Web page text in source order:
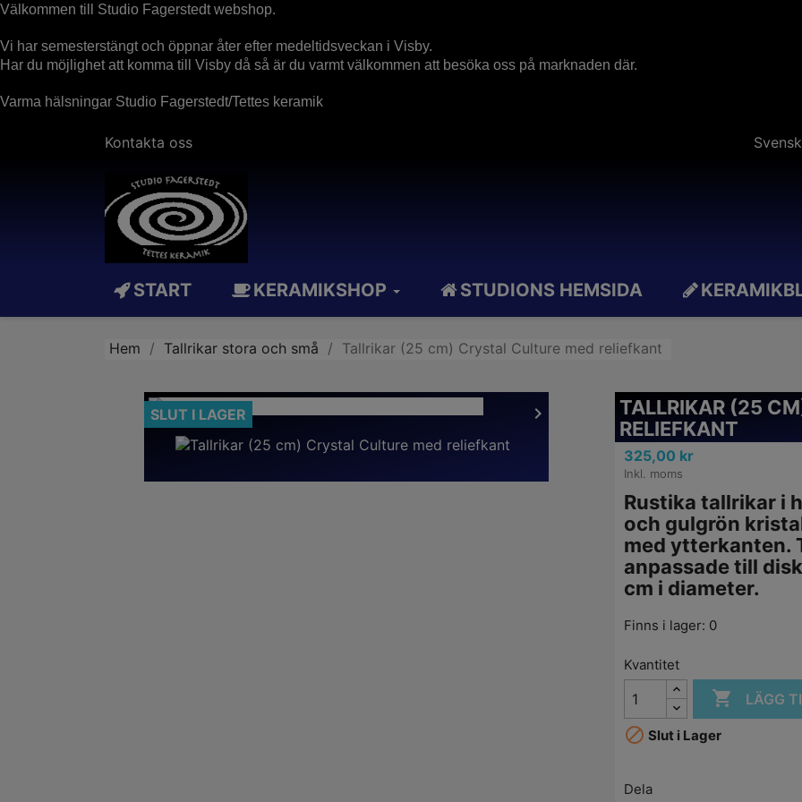
Välkommen till Studio Fagerstedt webshop.
Vi har semesterstängt och öppnar åter efter medeltidsveckan i Visby.
Har du möjlighet att komma till Visby då så är du varmt välkommen att besöka oss på marknaden där.
Varma hälsningar Studio Fagerstedt/Tettes keramik
Kontakta oss
START KERAMIKSHOP STUDIONS HEMSIDA
Hem Tallrikar stora och små Tallrikar (25 cm) Crystal Culture med reliefkant
SLUT I LAGER
 
TALLRIKAR (25
RELIEFKANT
325,00 kr
Inkl. moms
Rustika tallrikar i
och gulgrön
med ytterkanten.
anpassade till
cm i diameter.
Finns i lager: 0
Kvantitet
 LÄGG
 Slut i Lager
Dela